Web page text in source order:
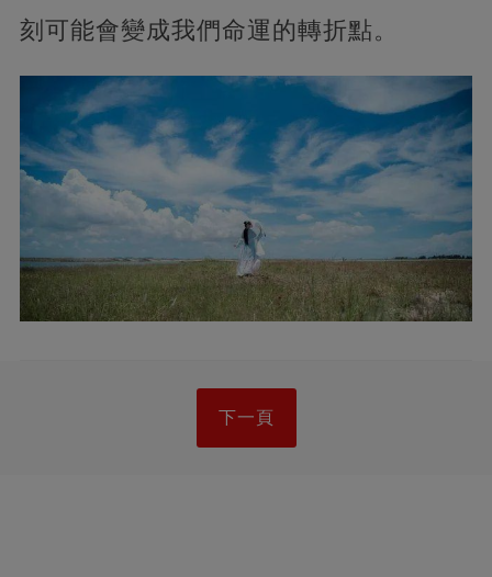
刻可能會變成我們命運的轉折點。
下一頁